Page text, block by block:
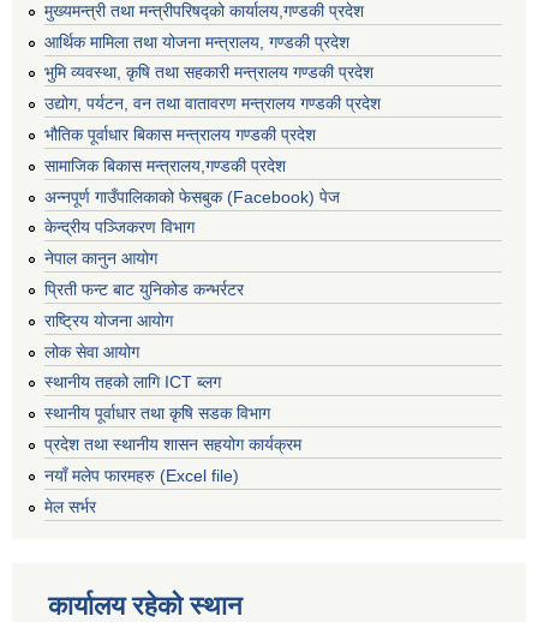
मुख्यमन्त्री तथा मन्त्रीपरिषद्को कार्यालय,गण्डकी प्रदेश
आर्थिक मामिला तथा योजना मन्त्रालय, गण्डकी प्रदेश
भुमि व्यवस्था, कृषि तथा सहकारी मन्त्रालय गण्डकी प्रदेश
उद्योग, पर्यटन, वन तथा वातावरण मन्त्रालय गण्डकी प्रदेश
भौतिक पूर्वाधार बिकास मन्त्रालय गण्डकी प्रदेश
सामाजिक बिकास मन्त्रालय,गण्डकी प्रदेश
अन्नपूर्ण गाउँपालिकाको फेसबुक (Facebook) पेज
केन्द्रीय पञ्जिकरण विभाग
नेपाल कानुन आयोग
प्रिती फन्ट बाट युनिकोड कन्भर्रटर
राष्ट्रिय योजना आयोग
लोक सेवा आयोग
स्थानीय तहको लागि ICT ब्लग
स्थानीय पूर्वाधार तथा कृषि सडक विभाग
प्रदेश तथा स्थानीय शासन सहयोग कार्यक्रम
नयाँ मलेप फारमहरु (Excel file)
मेल सर्भर
कार्यालय रहेको स्थान